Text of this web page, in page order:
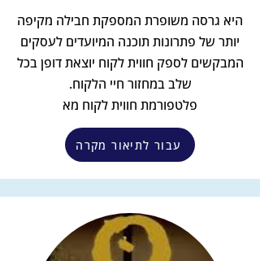
היא גרסה משופרת המספקת חבילה מקיפה
יותר של פתרונות תוכנה המיועדים לעסקים
המבקשים לספק חווית לקוח יוצאת דופן בכל
שלב במחזור חיי הלקוח.
פלטפורמת חווית לקוח מא
עבור לתיאור מקרה